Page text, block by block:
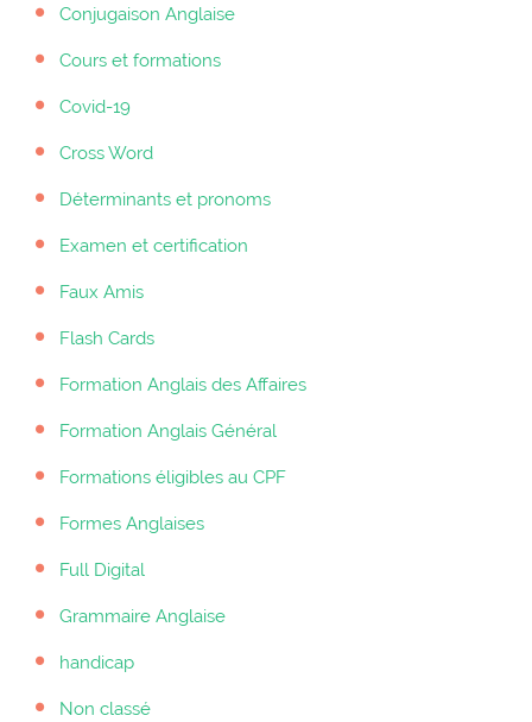
Conjugaison Anglaise
Cours et formations
Covid-19
Cross Word
Déterminants et pronoms
Examen et certification
Faux Amis
Flash Cards
Formation Anglais des Affaires
Formation Anglais Général
Formations éligibles au CPF
Formes Anglaises
Full Digital
Grammaire Anglaise
handicap
Non classé